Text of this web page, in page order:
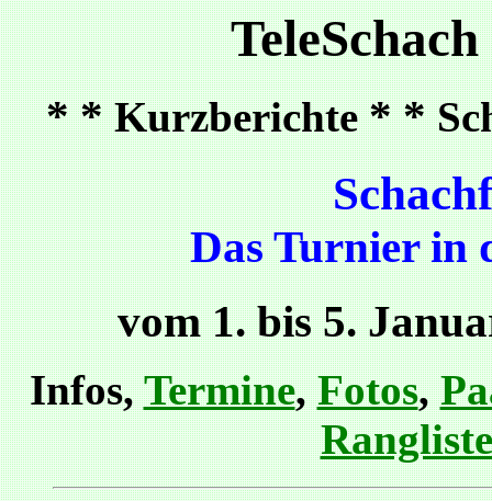
* *Kurzberichte* *
Das Turnier in
vom 1. bis 5.
Infos,Termine,Fotos,